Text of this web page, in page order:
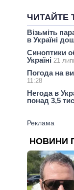
ЧИТАЙТЕ
Візьміть
в Україні
Синоптики
Україні 21
Погода на
11:28
Негода в
понад 3,5